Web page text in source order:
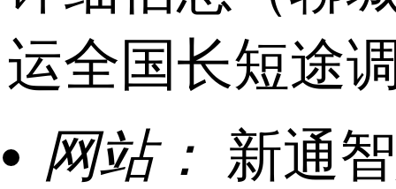
运全国长短途
网站： 新通